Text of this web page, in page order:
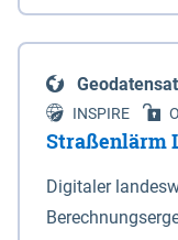
projizierte
Terrestrischen
der Universalen
bezogen auf die
(Anlage 4);
INSPIRE
Straßenlärm
Digitaler